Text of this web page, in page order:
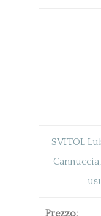
SVITOL